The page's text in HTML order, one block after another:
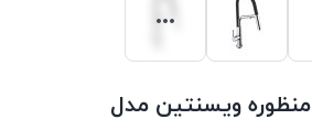
ویسنتین مدل